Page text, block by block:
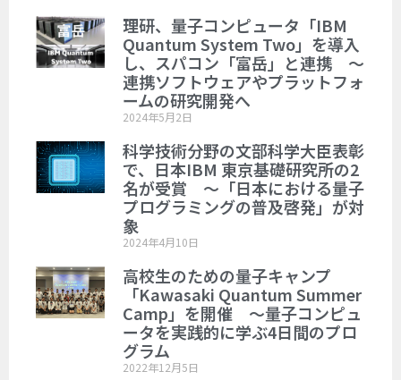
理研、量子コンピュータ「IBM
Quantum System Two」を導入
し、スパコン「富岳」と連携 ～
連携ソフトウェアやプラットフォ
ームの研究開発へ
2024年5月2日
科学技術分野の文部科学大臣表彰
で、日本IBM 東京基礎研究所の2
名が受賞 ～「日本における量子
プログラミングの普及啓発」が対
象
2024年4月10日
高校生のための量子キャンプ
「Kawasaki Quantum Summer
Camp」を開催 ～量子コンピュ
ータを実践的に学ぶ4日間のプロ
グラム
2022年12月5日